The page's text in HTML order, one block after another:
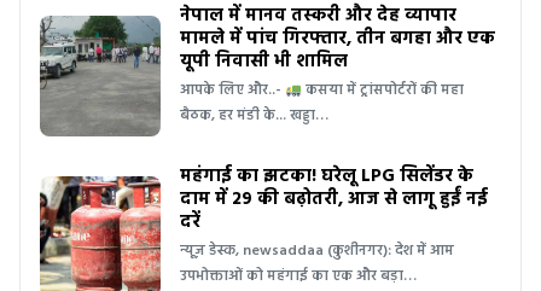
नेपाल में मानव तस्करी और देह व्यापार
मामले में पांच गिरफ्तार, तीन बगहा और एक
यूपी निवासी भी शामिल
आपके लिए और..-
कसया में ट्रांसपोर्टरों की महा
बैठक, हर मंडी के... खड्डा…
महंगाई का झटका! घरेलू LPG सिलेंडर के
दाम में ₹29 की बढ़ोतरी, आज से लागू हुईं नई
दरें
न्यूज़ डेस्क, newsaddaa (कुशीनगर): देश में आम
उपभोक्ताओं को महंगाई का एक और बड़ा…